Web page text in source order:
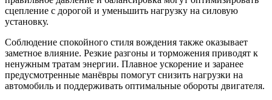
сцепление с дорогой и уменьшить нагрузку на силовую
установку.
Соблюдение спокойного стиля вождения также оказывает
заметное влияние. Резкие разгоны и торможения приводят к
ненужным тратам энергии. Плавное ускорение и заранее
предусмотренные манёвры помогут снизить нагрузки на
автомобиль и поддерживать оптимальные обороты двигателя.